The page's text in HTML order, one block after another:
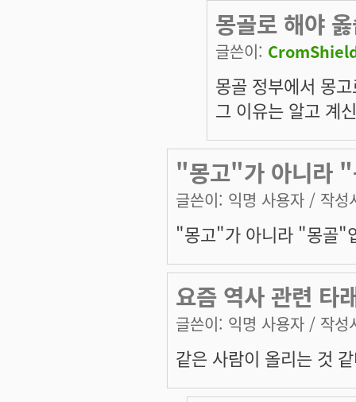
몽골로 해야
글쓴이:
몽골 정부에서 몽
그 이유는 알고 계
"몽고"가 아니라 "
글쓴이: 익명 사용자 / 작성
"몽고"가 아니라 "몽골"
요즘 역사 관련 타
글쓴이: 익명 사용자 / 작성
같은 사람이 올리는 것